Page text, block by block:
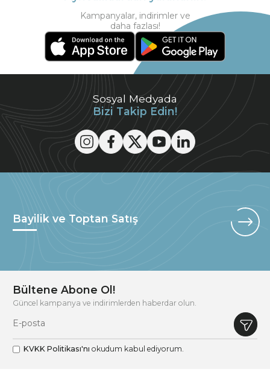
Sosyal Medyada
Bizi Takip Edin!
Kampanyalar, indirimler ve
daha fazlası!
Bayilik ve Toptan Satış
Bültene Abone Ol!
Güncel kampanya ve indirimlerden haberdar olun.
KVKK Politikası'nı okudum kabul ediyorum.